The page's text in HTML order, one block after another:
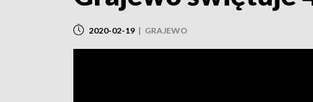
2020-02-19 | GRAJEWO